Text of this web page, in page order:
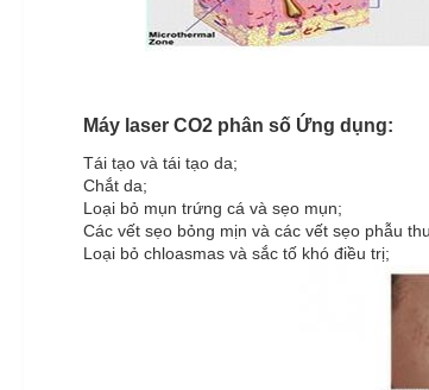
Máy laser CO2 phân số Ứng dụng:
Tái tạo và tái tạo da;
Chắt da;
Loại bỏ mụn trứng cá và sẹo mụn;
Các vết sẹo bỏng mịn và các vết sẹo phẫu
Loại bỏ chloasmas và sắc tố khó điều trị;